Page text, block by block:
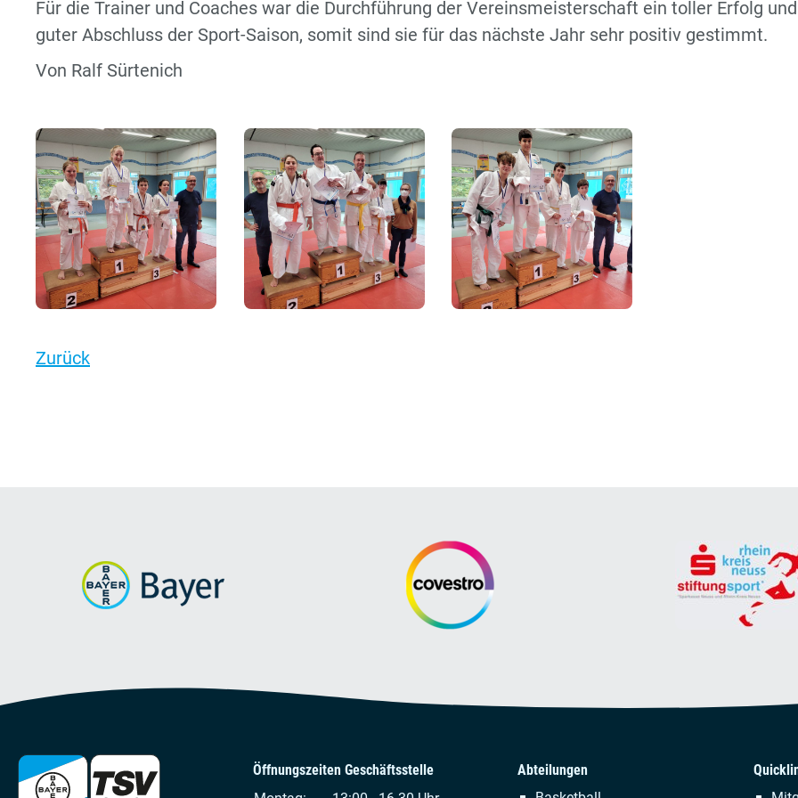
Für die Trainer und Coaches war die Durchführung der Vereinsmeisterschaft ein toller Erfolg
guter Abschluss der Sport-Saison, somit sind sie für das nächste Jahr sehr positiv gestimmt.
Von Ralf Sürtenich
Zurück
Öffnungszeiten Geschäftsstelle
Abteilungen